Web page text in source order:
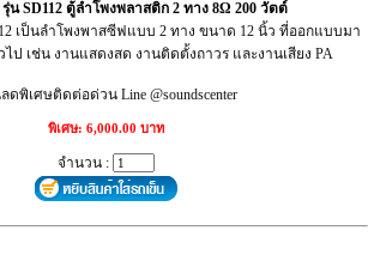
น SD112 ตู้ลำโพงพลาสติก 2 ทาง 8Ω 200 วัตต์
เป็นลำโพงพาสซีฟแบบ 2 ทาง ขนาด 12 นิ้ว ที่ออกแบบมา
ป เช่น งานแสดงสด งานติดตั้งถาวร และงานเสียง PA
ดพิเศษติดต่อด่วน Line @soundscenter
พิเศษ: 6,000.00 บาท
จำนวน :